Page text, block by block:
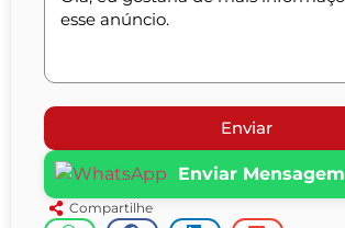
Enviar
Enviar Mensagem
Compartilhe